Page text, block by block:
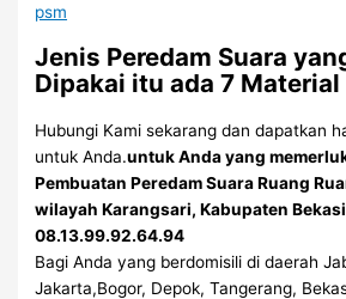
psm
Jenis Peredam Suara
Dipakai itu ada 7 Material
Hubungi Kami sekarang dan dapatkan
untuk Anda.untuk Anda yang
Pembuatan Peredam Suara Ruang
wilayah Karangsari, Kabupaten Bekasi
08.13.99.92.64.94
Bagi Anda yang berdomisili di daerah
Jakarta,Bogor, Depok, Tangerang,